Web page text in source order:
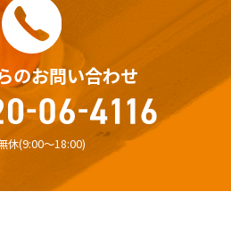
のお問い合わせ
休(9:00〜18:00)